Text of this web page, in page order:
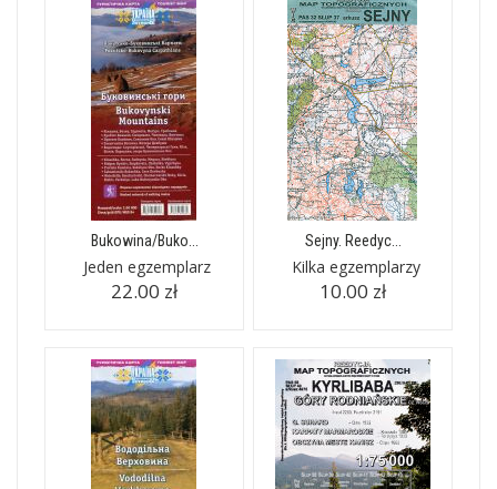
Bukowina/Buko...
Jeden egzemplarz
22.00 zł
Sejny. Reedyc...
Kilka egzemplarzy
10.00 zł